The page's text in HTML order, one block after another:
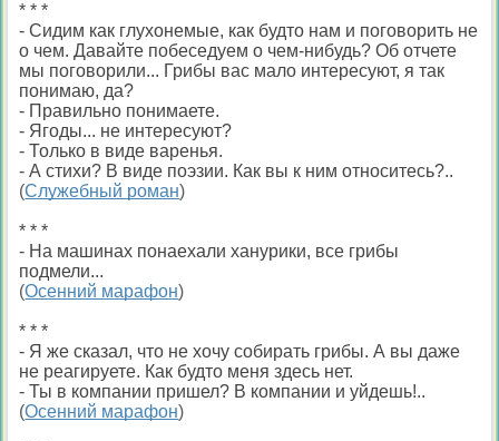
* * *
- Сидим как глухонемые, как будто нам и поговорить не
о чем. Давайте побеседуем о чем-нибудь? Об отчете
мы поговорили... Грибы вас мало интересуют, я так
понимаю, да?
- Правильно понимаете.
- Ягоды... не интересуют?
- Только в виде варенья.
- А стихи? В виде поэзии. Как вы к ним относитесь?..
(Служебный роман)
* * *
- На машинах понаехали ханурики, все грибы
подмели...
(Осенний марафон)
* * *
- Я же сказал, что не хочу собирать грибы. А вы даже
не реагируете. Как будто меня здесь нет.
- Ты в компании пришел? В компании и уйдешь!..
(Осенний марафон)